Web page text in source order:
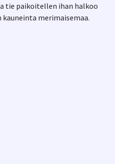
tie paikoitellen ihan halkoo
kauneinta merimaisemaa.